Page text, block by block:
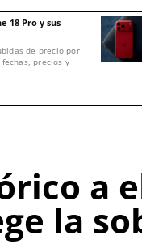
18 Pro y sus
de precio por
fechas, precios y
a
la